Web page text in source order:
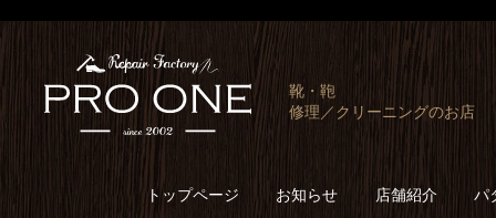
靴・鞄
修理／クリーニングのお店
トップページ お知らせ 店舗紹介 パ